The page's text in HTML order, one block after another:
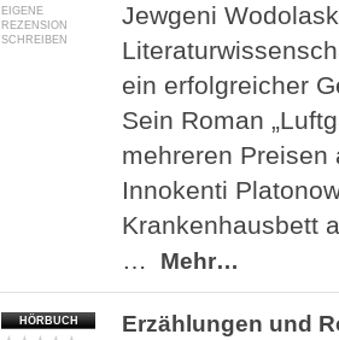
EIGENE
REZENSION
SCHREIBEN
Jewgeni
ein erfolgreicher
Sein Roman
mehreren Preisen
Innokenti
Krankenhausbett
…
Mehr…
HÖRBUCH
Erzählungen und